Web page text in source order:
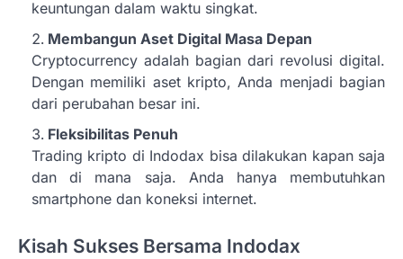
keuntungan dalam waktu singkat.
Membangun Aset Digital Masa Depan
Cryptocurrency adalah bagian dari revolusi digital.
Dengan memiliki aset kripto, Anda menjadi bagian
dari perubahan besar ini.
Fleksibilitas Penuh
Trading kripto di Indodax bisa dilakukan kapan saja
dan di mana saja. Anda hanya membutuhkan
smartphone dan koneksi internet.
Kisah Sukses Bersama Indodax